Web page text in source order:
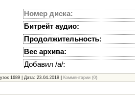
Номер диска:
Битрейт аудио:
Продолжительность:
Вес архива:
Добавил /а/:
1689 | Дата:23.04.2019 Комментарии (0)